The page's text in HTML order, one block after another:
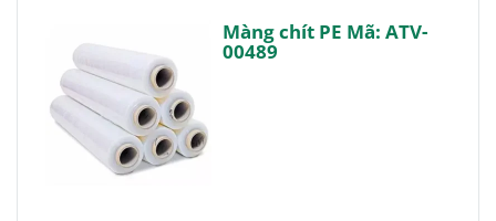
Màng chít PE Mã: ATV-
00489